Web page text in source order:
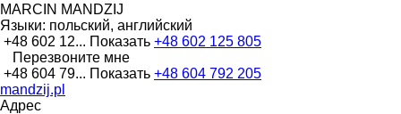
MARCIN MANDZIJ
Языки: польский, английский
+48 602 12... Показать +48 602 125 805
Перезвоните мне
+48 604 79... Показать +48 604 792 205
mandzij.pl
Адрес